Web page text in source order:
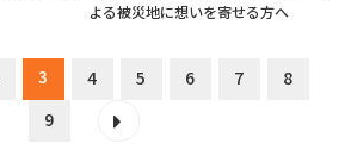
よる被災地に想いを寄せる方へ
3 4 5 6 7
8
9